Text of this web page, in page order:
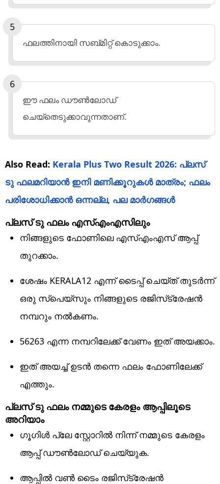
ഫലത്തിനായി സബ്മിറ്റ് കൊടുക്കാം.
ഈ ഫലം ഡൗണ്‍ലോഡ്
ചെയ്‌തെടുക്കാവുന്നതാണ്.
Also Read: Kerala Plus Two Result 2026: പ്ലസ്
ടു ഫലമറിയാന്‍ ഇനി മണിക്കൂറുകള്‍ മാത്രം; ഫലം
പരിശോധിക്കാന്‍ ഒന്നല്ല, പല മാര്‍ഗങ്ങള്‍
പ്ലസ് ടു ഫലം എസ്എംഎസിലും
നിങ്ങളുടെ ഫോണിലെ എസ്എംഎസ് ആപ്പ്
തുറക്കാം.
ശേഷം KERALA12 എന്ന് ടൈപ്പ് ചെയ്ത് തുടര്‍ന്ന്
ഒരു സ്പെയ്സും നിങ്ങളുടെ രജിസ്‌ട്രേഷന്‍
നമ്പറും നല്‍കണം.
56263 എന്ന നമ്പറിലേക്ക് വേണം ഇത് അയക്കാം.
ഇത് അയച്ച് ഉടന്‍ തന്നെ ഫലം ഫോണിലേക്ക്
എത്തും.
പ്ലസ് ടു ഫലം നമ്മുടെ കേരളം ആപ്പിലൂടെ
അറിയാം
ഗൂഗിള്‍ പ്ലേ സ്റ്റോറില്‍ നിന്ന് നമ്മുടെ കേരളം
ആപ്പ് ഡൗണ്‍ലോഡ് ചെയ്യുക.
ആപ്പില്‍ വണ്‍ ടൈം രജിസ്‌ട്രേഷന്‍